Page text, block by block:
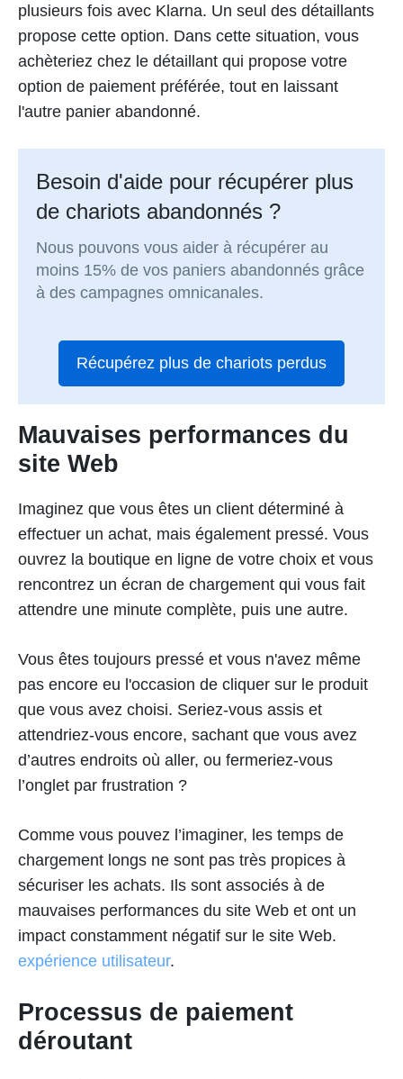
plusieurs fois avec Klarna. Un seul des détaillants
propose cette option. Dans cette situation, vous
achèteriez chez le détaillant qui propose votre
option de paiement préférée, tout en laissant
l'autre panier abandonné.
Besoin d'aide pour récupérer plus
de chariots abandonnés ?
Nous pouvons vous aider à récupérer au
moins 15% de vos paniers abandonnés grâce
à des campagnes omnicanales.
Récupérez plus de chariots perdus
Mauvaises performances du
site Web
Imaginez que vous êtes un client déterminé à
effectuer un achat, mais également pressé. Vous
ouvrez la boutique en ligne de votre choix et vous
rencontrez un écran de chargement qui vous fait
attendre une minute complète, puis une autre.
Vous êtes toujours pressé et vous n'avez même
pas encore eu l'occasion de cliquer sur le produit
que vous avez choisi. Seriez-vous assis et
attendriez-vous encore, sachant que vous avez
d’autres endroits où aller, ou fermeriez-vous
l’onglet par frustration ?
Comme vous pouvez l’imaginer, les temps de
chargement longs ne sont pas très propices à
sécuriser les achats. Ils sont associés à de
mauvaises performances du site Web et ont un
impact constamment négatif sur le site Web.
expérience utilisateur.
Processus de paiement
déroutant